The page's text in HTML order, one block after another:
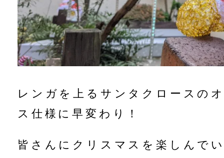
レンガを上るサンタクロースの
ス仕様に早変わり！
皆さんにクリスマスを楽しんで